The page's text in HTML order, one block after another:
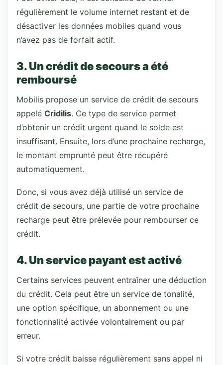
régulièrement le volume internet restant et de
désactiver les données mobiles quand vous
n’avez pas de forfait actif.
3. Un crédit de secours a été
remboursé
Mobilis propose un service de crédit de secours
appelé Cridilis. Ce type de service permet
d’obtenir un crédit urgent quand le solde est
insuffisant. Ensuite, lors d’une prochaine recharge,
le montant emprunté peut être récupéré
automatiquement.
Donc, si vous avez déjà utilisé un service de
crédit de secours, une partie de votre prochaine
recharge peut être prélevée pour rembourser ce
crédit.
4. Un service payant est activé
Certains services peuvent entraîner une déduction
du crédit. Cela peut être un service de tonalité,
une option spécifique, un abonnement ou une
fonctionnalité activée volontairement ou par
erreur.
Si votre crédit baisse régulièrement sans appel ni